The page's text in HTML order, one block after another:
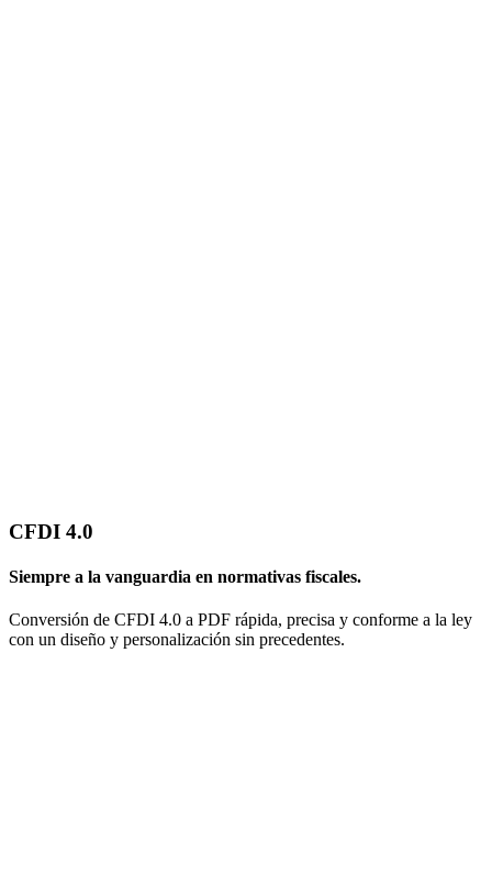
CFDI 4.0
Siempre a la vanguardia en normativas fiscales.
Conversión de CFDI 4.0 a PDF rápida, precisa y conforme a la ley
con un diseño y personalización sin precedentes.